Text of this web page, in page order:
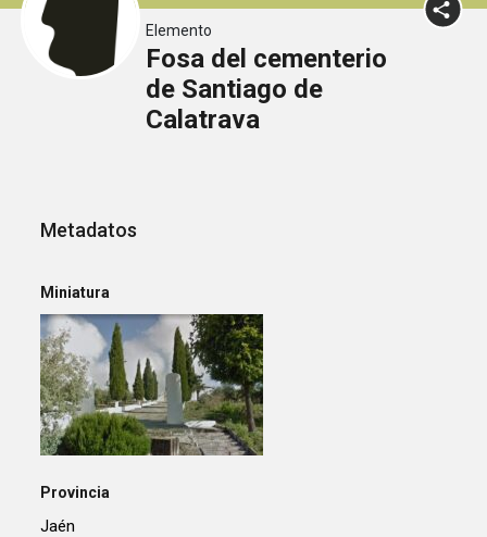
Elemento
Fosa del cementerio
de Santiago de
Calatrava
Metadatos
Miniatura
Provincia
Jaén